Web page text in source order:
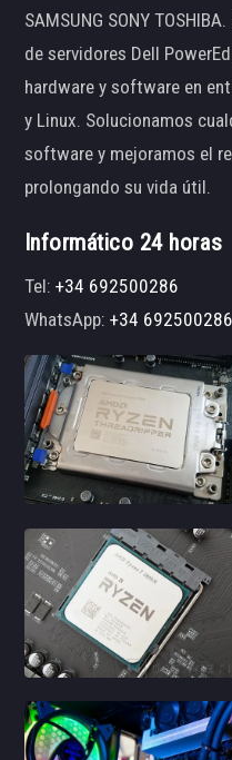
SAMSUNG SONY
de servidores Dell
hardware y software en
y Linux. Solucionamos
software y mejoramos el
prolongando su vida útil.
Informático 24 horas
Tel:+34 692500286
WhatsApp:+34 692500286